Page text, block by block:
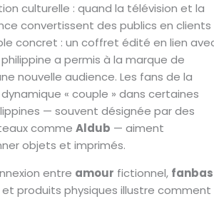
culturelle : quand la télévision et la
convertissent des publics en clients
concret : un coffret édité en lien
a permis à la marque de
nouvelle audience. Les fans de la
« couple » dans certaines
— souvent désignée par des
commeAldub — aiment
objets et imprimés.
entre amour fictionnel,
produits physiques illustre comment